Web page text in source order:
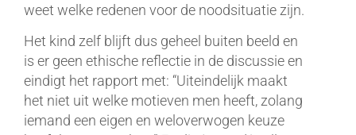
weet welke redenen voor de noodsituatie zijn.
Het kind zelf blijft dus geheel buiten beeld en
is er geen ethische reflectie in de discussie en
eindigt het rapport met: “Uiteindelijk maakt
het niet uit welke motieven men heeft, zolang
iemand een eigen en weloverwogen keuze